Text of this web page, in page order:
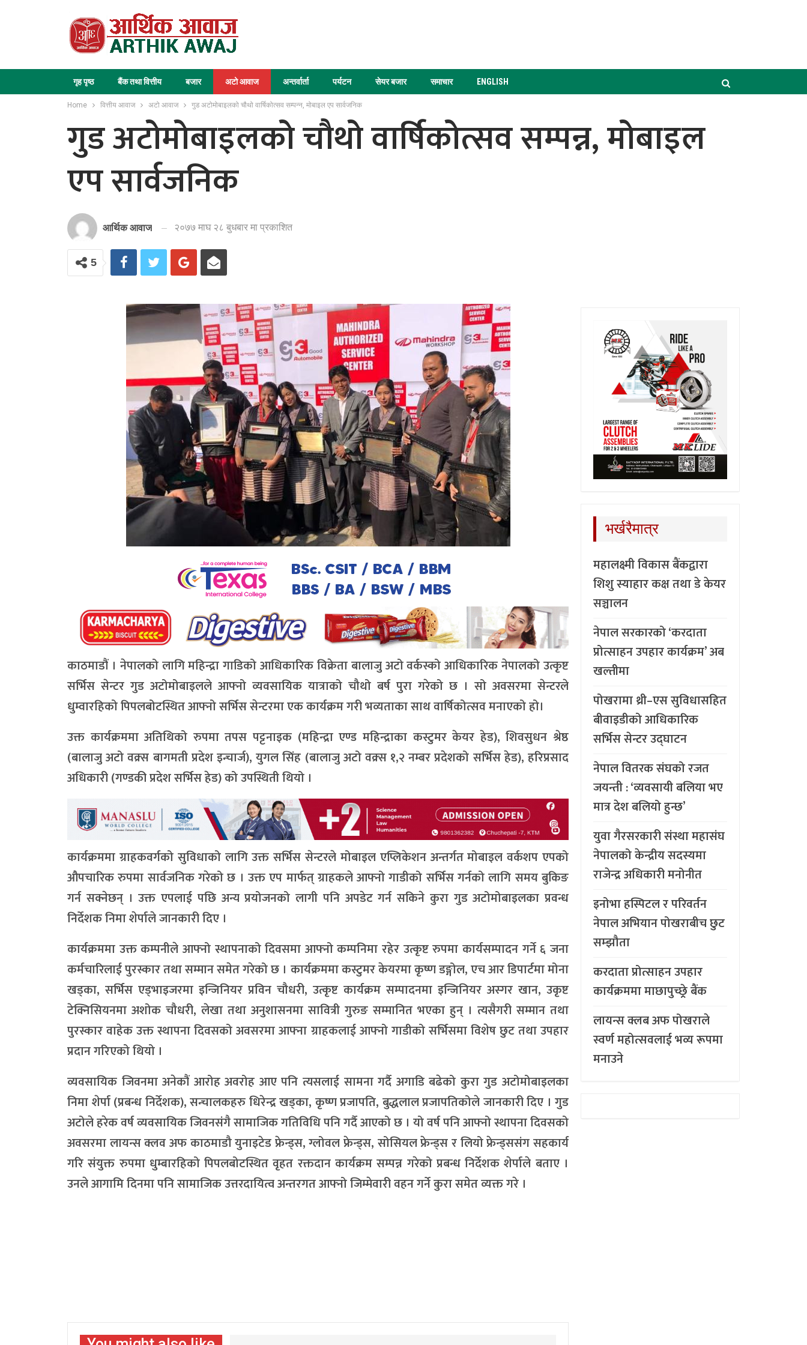
गृह पृष्ठ बैंक तथा वित्तीय बजार अटो आवाज अन्तर्वार्ता पर्यटन सेयर बजार समाचार ENGLISH
Home वित्तीय आवाज अटो आवाज गुड अटोमोबाइलको चौथो वार्षिकोत्सव सम्पन्न, मोबाइल एप सार्वजनिक
गुड अटोमोबाइलको चौथो वार्षिकोत्सव सम्पन्न, मोबाइल
एप सार्वजनिक
आर्थिक आवाज २०७७ माघ २८ बुधबार मा प्रकाशित
5
काठमाडौं । नेपालको लागि महिन्द्रा गाडिको आधिकारिक विक्रेता बालाजु अटो वर्कस्को आधिकारिक नेपालको उत्कृष्ट
सर्भिस सेन्टर गुड अटोमोबाइलले आफ्नो व्यवसायिक यात्राको चौथो बर्ष पुरा गरेको छ । सो अवसरमा सेन्टरले
धुम्वारहिको पिपलबोटस्थित आफ्नो सर्भिस सेन्टरमा एक कार्यक्रम गरी भव्यताका साथ वार्षिकोत्सव मनाएको हो।
उक्त कार्यक्रममा अतिथिको रुपमा तपस पट्टनाइक (महिन्द्रा एण्ड महिन्द्राका कस्टुमर केयर हेड), शिवसुधन श्रेष्ठ
(बालाजु अटो वक्र्स बागमती प्रदेश इन्चार्ज), युगल सिंह (बालाजु अटो वक्र्स १,२ नम्बर प्रदेशको सर्भिस हेड), हरिप्रसाद
अधिकारी (गण्डकी प्रदेश सर्भिस हेड) को उपस्थिती थियो ।
कार्यक्रममा ग्राहकवर्गको सुविधाको लागि उक्त सर्भिस सेन्टरले मोबाइल एप्लिकेशन अन्तर्गत मोबाइल वर्कशप एपको
औपचारिक रुपमा सार्वजनिक गरेको छ । उक्त एप मार्फत् ग्राहकले आफ्नो गाडीको सर्भिस गर्नको लागि समय बुकिङ
गर्न सक्नेछन् । उक्त एपलाई पछि अन्य प्रयोजनको लागी पनि अपडेट गर्न सकिने कुरा गुड अटोमोबाइलका प्रवन्ध
निर्देशक निमा शेर्पाले जानकारी दिए ।
कार्यक्रममा उक्त कम्पनीले आफ्नो स्थापनाको दिवसमा आफ्नो कम्पनिमा रहेर उत्कृष्ट रुपमा कार्यसम्पादन गर्ने ६ जना
कर्मचारिलाई पुरस्कार तथा सम्मान समेत गरेको छ । कार्यक्रममा कस्टुमर केयरमा कृष्ण डङ्गोल, एच आर डिपार्टमा मोना
खड्का, सर्भिस एड्भाइजरमा इन्जिनियर प्रविन चौधरी, उत्कृष्ट कार्यक्रम सम्पादनमा इन्जिनियर अस्गर खान, उकृष्ट
टेक्निसियनमा अशोक चौधरी, लेखा तथा अनुशासनमा सावित्री गुरुङ सम्मानित भएका हुन् । त्यसैगरी सम्मान तथा
पुरस्कार वाहेक उक्त स्थापना दिवसको अवसरमा आफ्ना ग्राहकलाई आफ्नो गाडीको सर्भिसमा विशेष छुट तथा उपहार
प्रदान गरिएको थियो ।
व्यवसायिक जिवनमा अनेकौं आरोह अवरोह आए पनि त्यसलाई सामना गर्दै अगाडि बढेको कुरा गुड अटोमोबाइलका
निमा शेर्पा (प्रबन्ध निर्देशक), सन्चालकहरु धिरेन्द्र खड्का, कृष्ण प्रजापति, बुद्धलाल प्रजापतिकोले जानकारी दिए । गुड
अटोले हरेक वर्ष व्यवसायिक जिवनसंगै सामाजिक गतिविधि पनि गर्दै आएको छ । यो वर्ष पनि आफ्नो स्थापना दिवसको
अवसरमा लायन्स क्लव अफ काठमाडौ युनाइटेड फ्रेन्ड्स, ग्लोवल फ्रेन्ड्स, सोसियल फ्रेन्ड्स र लियो फ्रेन्ड्ससंग सहकार्य
गरि संयुक्त रुपमा धुम्बारहिको पिपलबोटस्थित वृहत रक्तदान कार्यक्रम सम्पन्न गरेको प्रबन्ध निर्देशक शेर्पाले बताए ।
उनले आगामि दिनमा पनि सामाजिक उत्तरदायित्व अन्तरगत आफ्नो जिम्मेवारी वहन गर्ने कुरा समेत व्यक्त गरे ।
भर्खरैमात्र
महालक्ष्मी विकास बैंकद्वारा
शिशु स्याहार कक्ष तथा डे केयर
सञ्चालन
नेपाल सरकारको ‘करदाता
प्रोत्साहन उपहार कार्यक्रम’ अब
खल्तीमा
पोखरामा थ्री–एस सुविधासहित
बीवाइडीको आधिकारिक
सर्भिस सेन्टर उद्घाटन
नेपाल वितरक संघको रजत
जयन्ती : ‘व्यवसायी बलिया भए
मात्र देश बलियो हुन्छ’
युवा गैरसरकारी संस्था महासंघ
नेपालको केन्द्रीय सदस्यमा
राजेन्द्र अधिकारी मनोनीत
इनोभा हस्पिटल र परिवर्तन
नेपाल अभियान पोखराबीच छुट
सम्झौता
करदाता प्रोत्साहन उपहार
कार्यक्रममा माछापुच्छ्र्रे बैंक
लायन्स क्लब अफ पोखराले
स्वर्ण महोत्सवलाई भव्य रूपमा
मनाउने